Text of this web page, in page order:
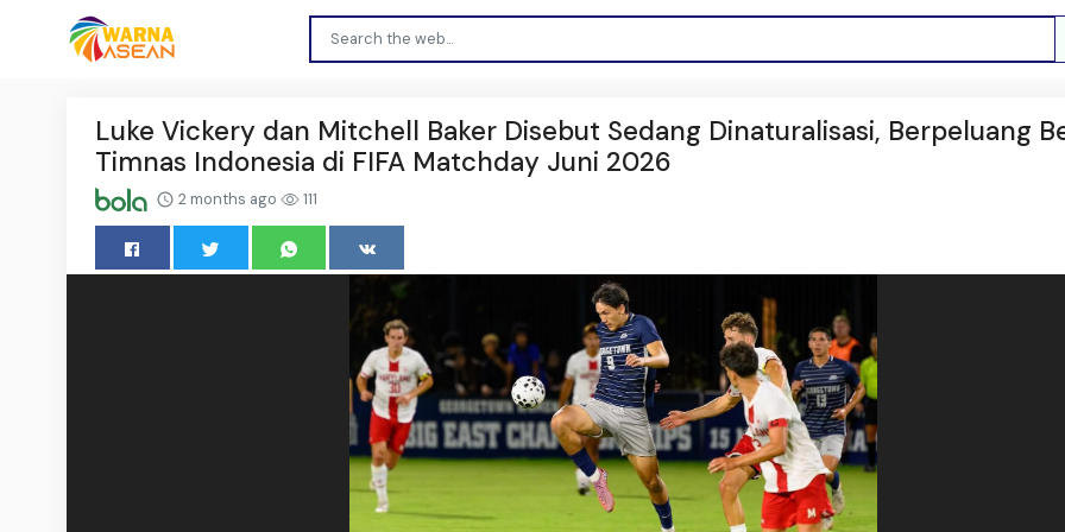
Luke Vickery dan Mitchell Baker Disebut Sedang Dinaturalisasi, Berpeluang
Timnas Indonesia di FIFA Matchday Juni 2026
2 months ago 111